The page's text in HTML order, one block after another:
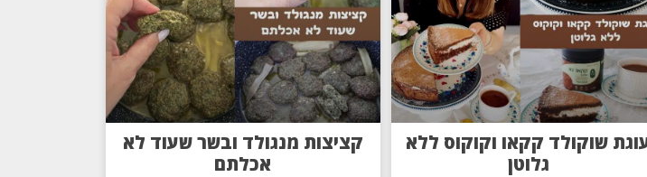
שוקולד קקאו וקוקוס ללא
גלוטן
קציצות מנגולד ובשר שעוד לא
אכלתם